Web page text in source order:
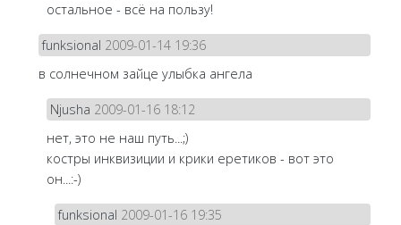
остальное - всё на пользу!
funksional 2009-01-14 19:36
в солнечном зайце улыбка ангела
Njusha 2009-01-16 18:12
нет, это не наш путь...;)
костры инквизиции и крики еретиков - вот это
он...:-)
funksional 2009-01-16 19:35